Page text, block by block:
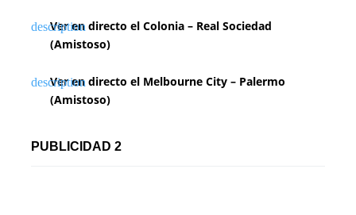
Ver en directo el Colonia – Real Sociedad
(Amistoso)
Ver en directo el Melbourne City – Palermo
(Amistoso)
PUBLICIDAD 2